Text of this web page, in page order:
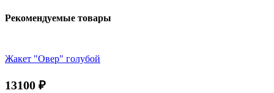
Рекомендуемые товары
Жакет "Овер" голубой
13100 ₽